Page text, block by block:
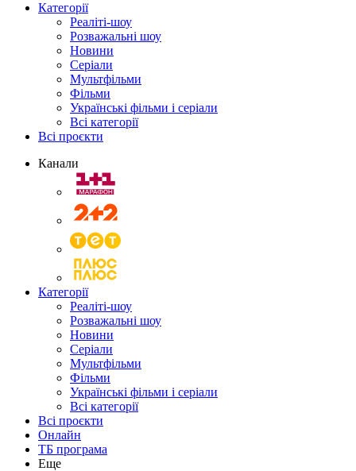
Категорії
Реаліті-шоу
Розважальні шоу
Новини
Серіали
Мультфільми
Фільми
Українські фільми і серіали
Всі категорії
Всі проєкти
Канали
Категорії
Реаліті-шоу
Розважальні шоу
Новини
Серіали
Мультфільми
Фільми
Українські фільми і серіали
Всі категорії
Всі проєкти
Онлайн
ТБ програма
Еще